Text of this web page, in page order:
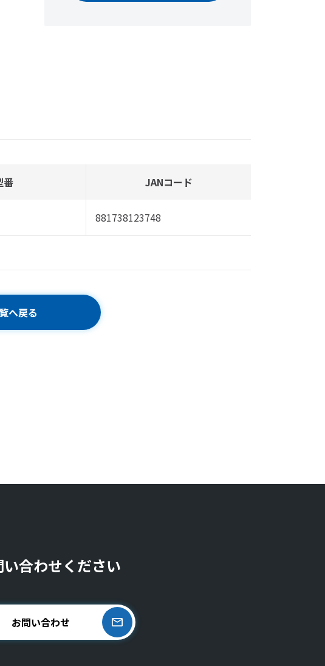
番 JANコード
881738123748
へ戻る
合わせください
お問い合わせ